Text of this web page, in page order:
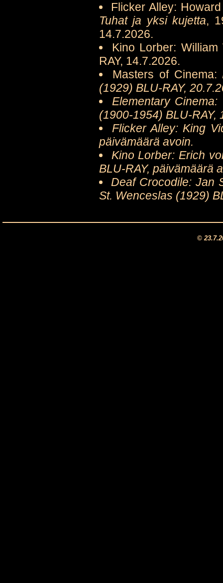
Flicker Alley:
Tuhat ja yksi kujetta,
14.7.2026.
Kino Lorber:
RAY, 14.7.2026.
Masters of Cinema:
(1929) BLU-RAY,
Elementary Cinema:
(1900-1954) BLU-RAY,
Flicker Alley: King
päivämäärä avoin.
Kino Lorber: Erich
BLU-RAY, päivämäärä
Deaf Crocodile: Jan
St. Wenceslas (1929)
©